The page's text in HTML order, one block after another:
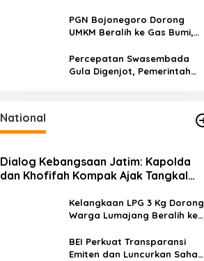
Terjamin dan Pembayaran
Makin Mudah
PGN Bojonegoro Dorong
UMKM Beralih ke Gas Bumi,
Tingkatkan Daya Saing
Percepatan Swasembada
Gula Digenjot, Pemerintah
National
Dialog Kebangsaan Jatim: Kapolda
dan Khofifah Kompak Ajak Tangkal
Kelangkaan LPG 3 Kg Dorong
Warga Lumajang Beralih ke
Terjamin dan Pembayaran
Makin Mudah
BEI Perkuat Transparansi
Emiten dan Luncurkan Saham